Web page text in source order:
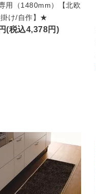
用（1480mm）【北欧
け/自作】★
(税込4,378円)